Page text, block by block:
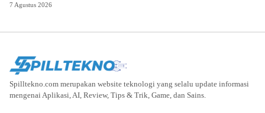
7 Agustus 2026
Spilltekno.com merupakan website teknologi yang selalu update informasi
mengenai Aplikasi, AI, Review, Tips & Trik, Game, dan Sains.